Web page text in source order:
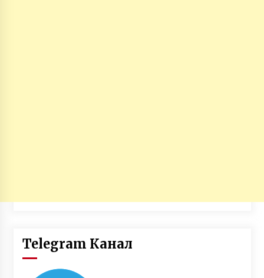
Telegram Канал